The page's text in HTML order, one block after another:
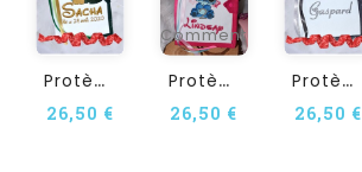
P
Rotège Carnet De Santé...
26,50 €
2
Commentaire(s)
P
Rotège Carnet De Santé...
26,50 €
P
Rotège Carnet De Santé...
26,50 €